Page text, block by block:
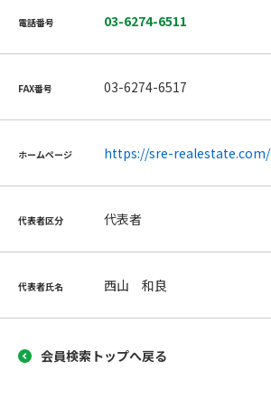
電話番号 03-6274-6511
FAX番号 03-6274-6517
ホームページ https://sre-realestate.com/
代表者区分 代表者
代表者氏名 西山 和良
会員検索トップへ戻る